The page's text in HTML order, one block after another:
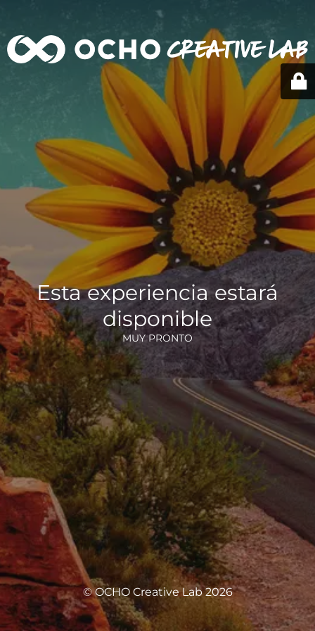
Esta experiencia estará
disponible
MUY PRONTO
© OCHO Creative Lab 2026